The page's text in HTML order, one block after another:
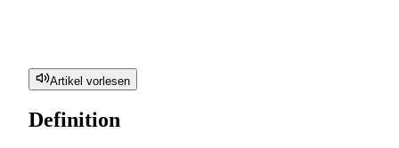
Artikel vorlesen
Definition